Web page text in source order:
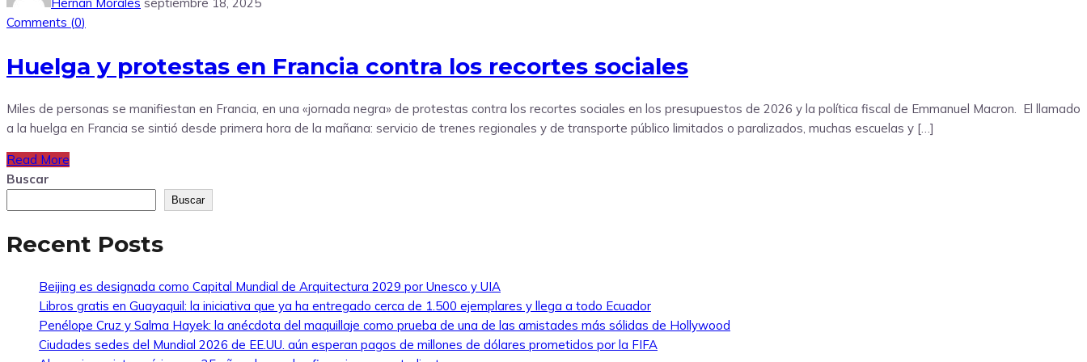
Comments (0)
Huelga y protestas en Francia contra los recortes sociales
Miles de personas se manifiestan en Francia, en una «jornada negra» de protestas contra los recortes sociales en los presupuestos de 2026 y la política fiscal de Emmanuel Macron. El llamado
a la huelga en Francia se sintió desde primera hora de la mañana: servicio de trenes regionales y de transporte público limitados o paralizados, muchas escuelas y […]
Read More
Buscar
Buscar
Recent Posts
Beijing es designada como Capital Mundial de Arquitectura 2029 por Unesco y UIA
Libros gratis en Guayaquil: la iniciativa que ya ha entregado cerca de 1.500 ejemplares y llega a todo Ecuador
Penélope Cruz y Salma Hayek: la anécdota del maquillaje como prueba de una de las amistades más sólidas de Hollywood
Ciudades sedes del Mundial 2026 de EE.UU. aún esperan pagos de millones de dólares prometidos por la FIFA